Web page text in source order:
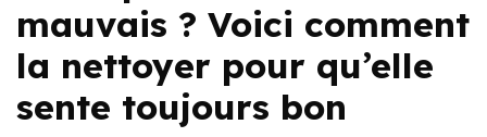
mauvais ? Voici comment
la nettoyer pour qu’elle
sente toujours bon